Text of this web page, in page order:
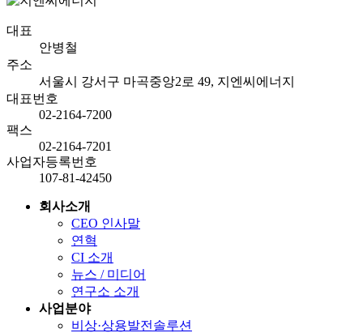
대표
안병철
주소
서울시 강서구 마곡중앙2로 49, 지엔씨에너지
대표번호
02-2164-7200
팩스
02-2164-7201
사업자등록번호
107-81-42450
회사소개
CEO 인사말
연혁
CI 소개
뉴스 / 미디어
연구소 소개
사업분야
비상·상용발전솔루션